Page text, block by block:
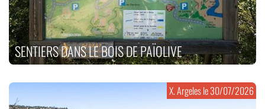
SENTIERS DANS LE BOIS DE PAÏOLIVE
X. Argeles le30/07/2026